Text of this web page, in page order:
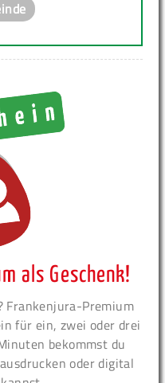
als Geschenk!
Frankenjura-Premium
für ein, zwei oder drei
bekommst du
oder digital